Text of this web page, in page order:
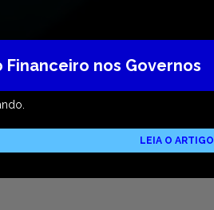
nos Governos
LEIA O ARTIGO